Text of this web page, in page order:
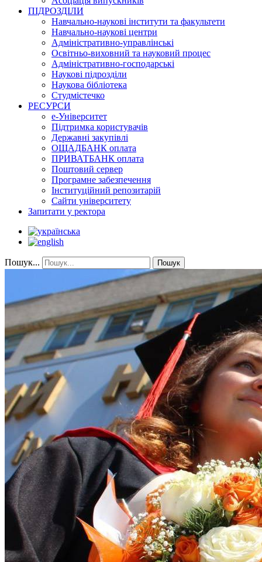
ПІДРОЗДІЛИ
Навчально-наукові інститути та факультети
Навчально-наукові центри
Адміністративно-управлінські
Освітньо-виховний та науковий процес
Адміністративно-господарські
Наукові підрозділи
Наукова бібліотека
Студмістечко
РЕСУРСИ
е-Університет
Підтримка користувачів
Державні закупівлі
ОЩАДБАНК оплата
ПРИВАТБАНК оплата
Поштовий сервер
Програмне забезпечення
Інституційний репозитарій
Сайти університету
Запитати у ректора
Пошук... Пошук